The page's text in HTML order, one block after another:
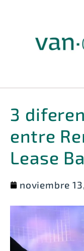
3
entre
Lease
noviembre